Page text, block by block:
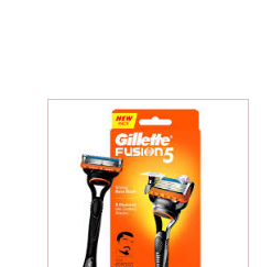
53540
FUSION
RAZOR
quantity